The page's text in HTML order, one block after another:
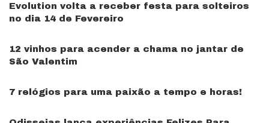
Evolution volta a receber festa para solteiros
no dia 14 de Fevereiro
12 vinhos para acender a chama no jantar de
São Valentim
7 relógios para uma paixão a tempo e horas!